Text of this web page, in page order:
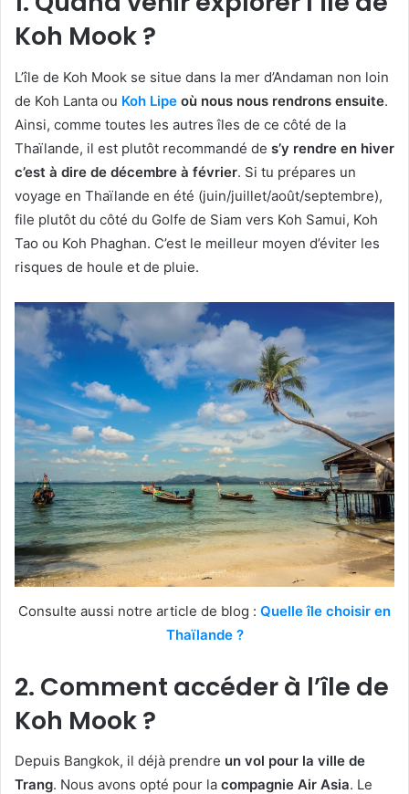
Koh Mook ?
L’île de Koh Mook se situe dans la mer d’Andaman non loin
de Koh Lanta ou Koh Lipe où nous nous rendrons ensuite.
Ainsi, comme toutes les autres îles de ce côté de la
Thaïlande, il est plutôt recommandé de s’y rendre en hiver
c’est à dire de décembre à février. Si tu prépares un
voyage en Thaïlande en été (juin/juillet/août/septembre),
file plutôt du côté du Golfe de Siam vers Koh Samui, Koh
Tao ou Koh Phaghan. C’est le meilleur moyen d’éviter les
risques de houle et de pluie.
Consulte aussi notre article de blog : Quelle île choisir en
Thaïlande ?
2. Comment accéder à l’île de
Koh Mook ?
Depuis Bangkok, il déjà prendre un vol pour la ville de
Trang. Nous avons opté pour la compagnie Air Asia. Le